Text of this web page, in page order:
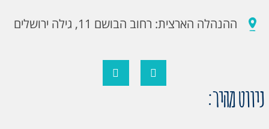
ההנהלה הארצית: רחוב הבושם 11, גילה ירושלים
ניווט מהיר: